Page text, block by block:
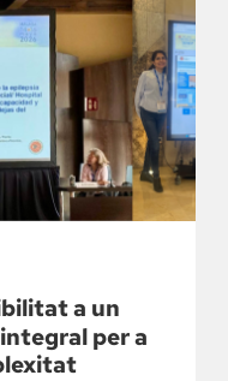
a un
per a